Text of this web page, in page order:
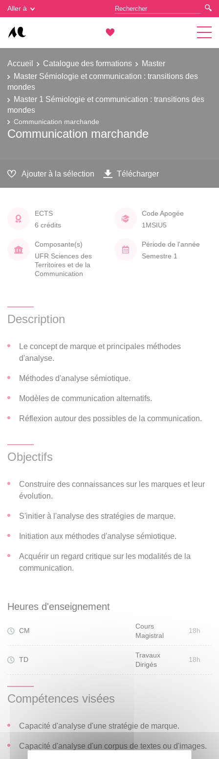
Aller à
Accueil Catalogue des formations
Master
Master Sémiologie et communication : transitions des
mondes
Master 1 Sémiologie et communication : transitions des
mondes
Communication marchande
Communication marchande
Ajouter à la sélection Télécharger
ECTS
6 crédits
Code Apogée
1MSIU5
Composante(s)
UFR Sciences des
Territoires et de la
Communication
Période de l'année
Semestre 1
Description
Le concept de marque et principales méthodes
d'analyse.
Méthodes d'analyse sémiotique.
Modèles de communication alternatifs.
Réflexion autour des possibles de la communication.
Objectifs
Construire des connaissances sur les marques et leur
évolution.
S'initier à l'analyse des stratégies de marque.
Initiation aux méthodes d'analyse sémiotique.
Acquérir un regard critique sur les modalités de la
communication.
Heures d'enseignement
CM
Cours
Magistral
18h
TD
Travaux
Dirigés
18h
Compétences visées
Capacité d'analyse d'une stratégie de marque.
Capacité d'analyse d'un corpus de textes ou d'images.
Gestion des cookies